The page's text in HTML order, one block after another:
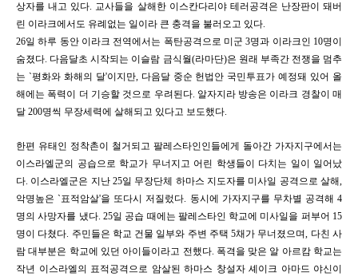
상자를 내고 있다. 교사들을 살해한 이스칸다리야 테러공격은 난장판이 돼버
린 이라크에서도 유례없는 일이라 큰 충격을 불러오고 있다.
26일 하루 동안 이라크 전역에서는 폭탄공격으로 미군 3명과 이라크인 10명이
숨졌다. 다음달초 시작되는 이슬람 금식월(라마단)은 원래 부족간 전쟁을 멈추
는 `평화와 화해의 달'이지만, 다음달 중순 헌법안 국민투표가 예정돼 있어 올
해에는 폭력이 더 기승할 것으로 우려된다. 알자지라 방송은 이라크 경찰이 매
달 200명씩 무장세력에 살해되고 있다고 보도했다.
한편 유태인 정착촌이 철거되고 팔레스타인인들에게 돌아간 가자지구에서는
이스라엘군의 공습으로 학교가 무너지고 어린 학생들이 다치는 일이 일어났
다. 이스라엘군은 지난 25일 무장단체 하마스 지도자를 미사일 공격으로 살해,
악명높은 `표적암살'을 또다시 저질렀다. 동시에 가자지구를 무차별 공격해 4
명의 사망자를 냈다. 25일 공습 때에는 팔레스타인 학교에 미사일을 퍼부어 15
명이 다쳤다. 주민들은 학교 건물 일부와 주변 주택 5채가 무너졌으며, 다친 사
람 대부분은 학교에 있던 아이들이라고 전했다. 폭격을 맞은 알 아르캄 학교는
작년 이스라엘의 표적공격으로 암살된 하마스 창설자 셰이크 아마드 야신이